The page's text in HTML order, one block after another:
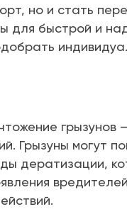
но и стать
для быстрой и
Грызуны могут
дератизации,